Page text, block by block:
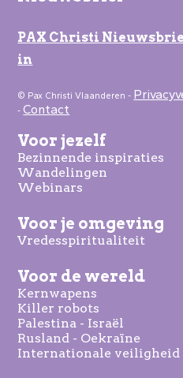
PAX Christi
in
© Pax Christi Vlaanderen -
-Contact
Voor jezelf
Bezinnende inspiraties
Wandelingen
Webinars
Voor je omgeving
Vredesspiritualiteit
Voor de wereld
Kernwapens
Killer robots
Palestina - Israël
Rusland - Oekraïne
Internationale veiligheid